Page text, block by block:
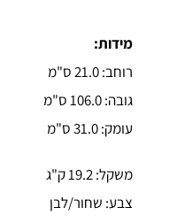
מידות:
רוחב: 21.0 ס"מ
גובה: 106.0 ס"מ
עומק: 31.0 ס"מ
משקל: 19.2 ק"ג
צבע: שחור/לבן